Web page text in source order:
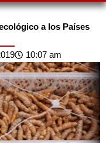
a los Países
10:07 am